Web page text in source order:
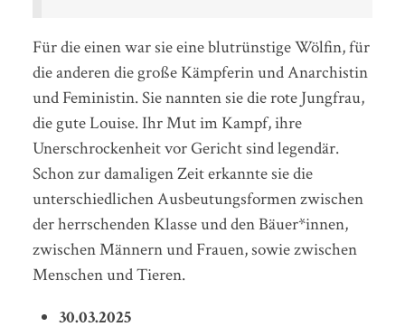
Für die einen war sie eine blutrünstige Wölfin, für
die anderen die große Kämpferin und Anarchistin
und Feministin. Sie nannten sie die rote Jungfrau,
die gute Louise. Ihr Mut im Kampf, ihre
Unerschrockenheit vor Gericht sind legendär.
Schon zur damaligen Zeit erkannte sie die
unterschiedlichen Ausbeutungsformen zwischen
der herrschenden Klasse und den Bäuer*innen,
zwischen Männern und Frauen, sowie zwischen
Menschen und Tieren.
30.03.2025